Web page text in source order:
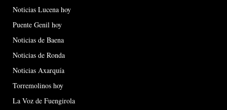
Noticias Lucena hoy
Puente Genil hoy
Noticias de Baena
Noticias de Ronda
Noticias Axarquía
Torremolinos hoy
La Voz de Fuengirola